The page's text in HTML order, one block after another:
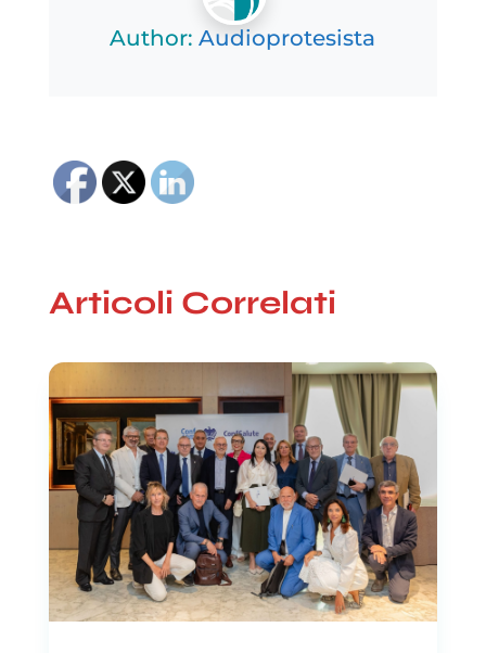
Author:Audioprotesista
Articoli Correlati